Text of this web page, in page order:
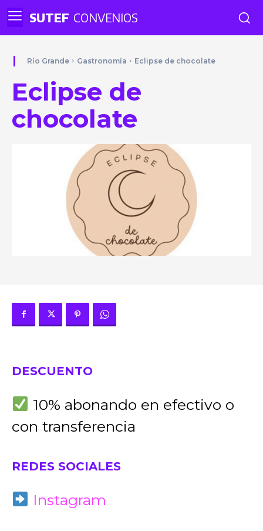
SUTEF CONVENIOS
Río Grande Gastronomía Eclipse de chocolate
Eclipse de
chocolate
DESCUENTO
10% abonando en efectivo o
con transferencia
REDES SOCIALES
Instagram